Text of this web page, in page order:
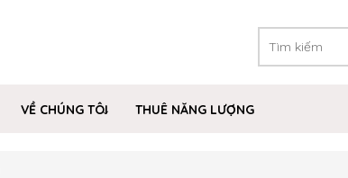
VỀ CHÚNG TÔI THUÊ NĂNG LƯỢNG